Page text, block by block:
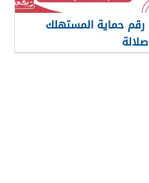
رقم حماية المستهلك
صلالة